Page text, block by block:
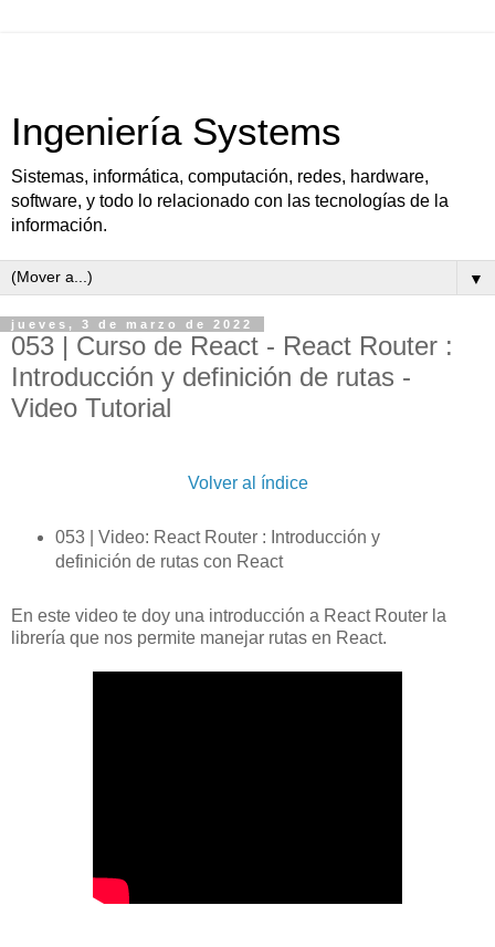
Ingeniería Systems
Sistemas, informática, computación, redes, hardware,
software, y todo lo relacionado con las tecnologías de la
información.
▼
jueves, 3 de marzo de 2022
053 | Curso de React - React Router :
Introducción y definición de rutas -
Video Tutorial
Volver al índice
053 | Video: React Router : Introducción y
definición de rutas con React
En este video te doy una introducción a React Router la
librería que nos permite manejar rutas en React.